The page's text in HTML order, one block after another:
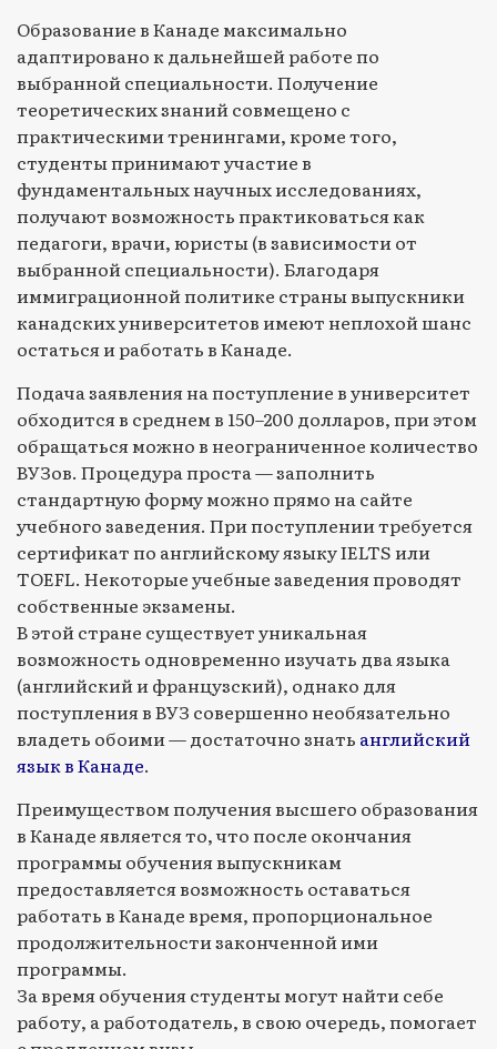
Образование в Канаде максимально
адаптировано к дальнейшей работе по
выбранной специальности. Получение
теоретических знаний совмещено с
практическими тренингами, кроме того,
студенты принимают участие в
фундаментальных научных исследованиях,
получают возможность практиковаться как
педагоги, врачи, юристы (в зависимости от
выбранной специальности). Благодаря
иммиграционной политике страны выпускники
канадских университетов имеют неплохой шанс
остаться и работать в Канаде.
Подача заявления на поступление в университет
обходится в среднем в 150–200 долларов, при этом
обращаться можно в неограниченное количество
ВУЗов. Процедура проста — заполнить
стандартную форму можно прямо на сайте
учебного заведения. При поступлении требуется
сертификат по английскому языку IELTS или
TOEFL. Некоторые учебные заведения проводят
собственные экзамены.
В этой стране существует уникальная
возможность одновременно изучать два языка
(английский и французский), однако для
поступления в ВУЗ совершенно необязательно
владеть обоими — достаточно знать английский
язык в Канаде.
Преимуществом получения высшего образования
в Канаде является то, что после окончания
программы обучения выпускникам
предоставляется возможность оставаться
работать в Канаде время, пропорциональное
продолжительности законченной ими
программы.
За время обучения студенты могут найти себе
работу, а работодатель, в свою очередь, помогает